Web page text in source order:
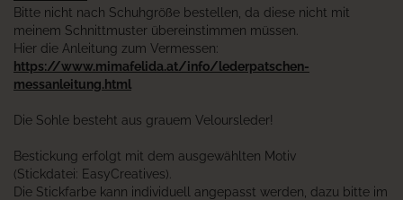
Bitte nicht nach Schuhgröße bestellen, da diese nicht mit
meinem Schnittmuster übereinstimmen müssen.
Hier die Anleitung zum Vermessen:
https://www.mimafelida.at/info/lederpatschen-
messanleitung.html
Die Sohle besteht aus grauem Veloursleder!
Bestickung erfolgt mit dem ausgewählten Motiv
(Stickdatei: EasyCreatives).
Die Stickfarbe kann individuell angepasst werden, dazu bitte im